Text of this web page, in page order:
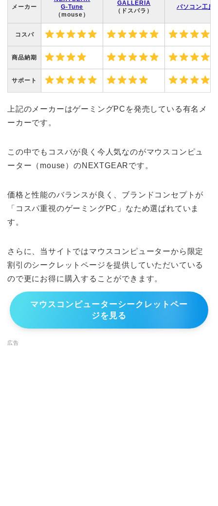
メーカー
G-Tune
（mouse）
GALLERIA
（ドスパラ）
パソコン工房
コスパ
商品納期
サポート
上記のメーカーはゲーミングPCを発売している有名メ
ーカーです。
この中でもコスパが良く今人気なのがマウスコンピュ
ーター（mouse）のNEXTGEARです。
価格と性能のバランスが良く、ブランドコンセプトが
「コスパ重視のゲーミングPC」なため選ばれていま
す。
さらに、当サイトではマウスコンピューターから限定
割引のシークレットページを提供していただいている
ので更にお得に購入することができます。
マウスコンピューターシークレットペー
ジを見る
広告